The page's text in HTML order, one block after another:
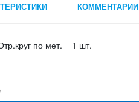
КОММЕНТАРИИ
по мет. = 1 шт.